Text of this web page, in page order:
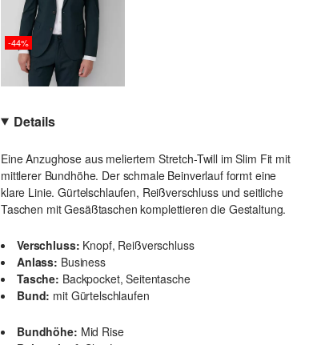
-44%
Details
Eine Anzughose aus meliertem Stretch-Twill im Slim Fit mit
mittlerer Bundhöhe. Der schmale Beinverlauf formt eine
klare Linie. Gürtelschlaufen, Reißverschluss und seitliche
Taschen mit Gesäßtaschen komplettieren die Gestaltung.
Verschluss: Knopf, Reißverschluss
Anlass: Business
Tasche: Backpocket, Seitentasche
Bund: mit Gürtelschlaufen
Bundhöhe: Mid Rise